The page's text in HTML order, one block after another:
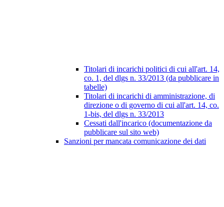
Titolari di incarichi politici di cui all'art. 14,
co. 1, del dlgs n. 33/2013 (da pubblicare in
tabelle)
Titolari di incarichi di amministrazione, di
direzione o di governo di cui all'art. 14, co.
1-bis, del dlgs n. 33/2013
Cessati dall'incarico (documentazione da
pubblicare sul sito web)
Sanzioni per mancata comunicazione dei dati